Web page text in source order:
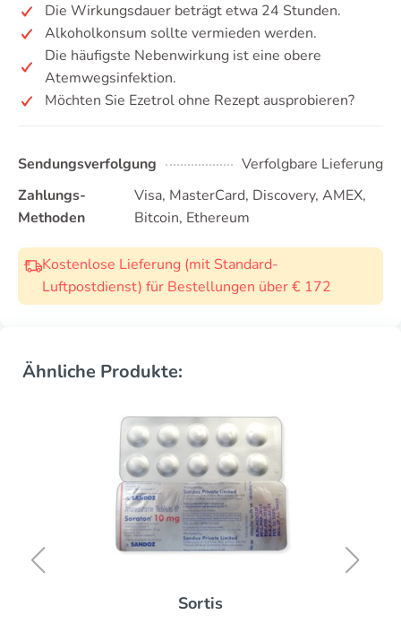
Die Wirkungsdauer beträgt etwa 24 Stunden.
Alkoholkonsum sollte vermieden werden.
Die häufigste Nebenwirkung ist eine obere
Atemwegsinfektion.
Möchten Sie Ezetrol ohne Rezept ausprobieren?
Sendungsverfolgung
Verfolgbare Lieferung
Zahlungs-
Methoden
Visa, MasterCard, Discovery, AMEX,
Bitcoin, Ethereum
Kostenlose Lieferung (mit Standard-
Luftpostdienst) für Bestellungen über € 172
Ähnliche Produkte:
Sortis